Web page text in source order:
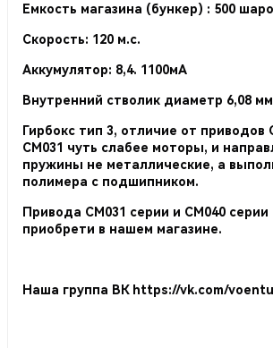
Емкость магазина (бункер) : 500
Скорость: 120 м.с.
Аккумулятор: 8,4. 1100мА
Внутренний стволик диаметр 6,08
Гирбокс тип 3, отличие от приводов
СМ031 чуть слабее моторы, и
пружины не металлические, а
полимера с подшипником.
Привода СМ031 серии и СМ040
приобрети в нашем магазине.
Наша группа ВК https://vk.com/